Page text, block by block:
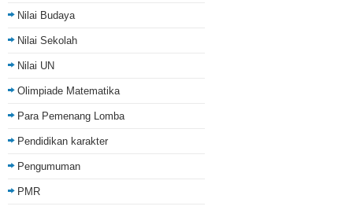
Nilai Budaya
Nilai Sekolah
Nilai UN
Olimpiade Matematika
Para Pemenang Lomba
Pendidikan karakter
Pengumuman
PMR